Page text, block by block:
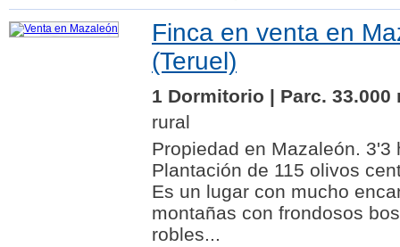
Finca en venta en
(Teruel)
1 Dormitorio | Parc. 33.000
rural
Propiedad en Mazaleón. 3'3
Plantación de 115 olivos
Es un lugar con mucho
montañas con frondosos
robles...